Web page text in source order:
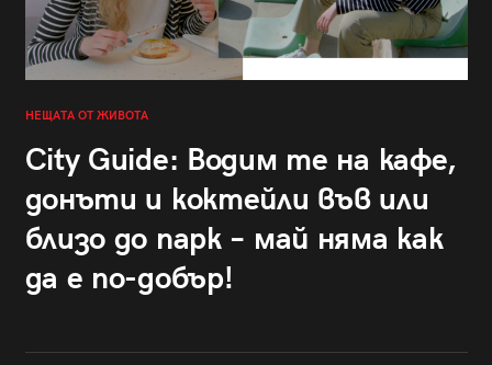
НЕЩАТА ОТ ЖИВОТА
City Guide: Водим те на кафе,
донъти и коктейли във или
близо до парк – май няма как
да е по-добър!